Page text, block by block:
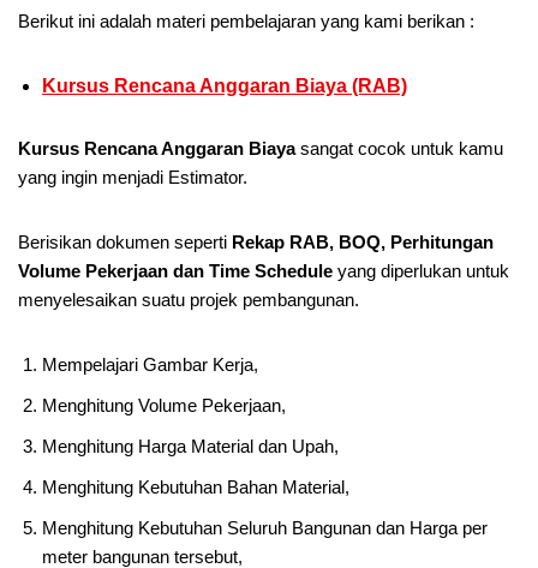
Berikut ini adalah materi pembelajaran yang kami berikan :
Kursus Rencana Anggaran Biaya (RAB)
Kursus Rencana Anggaran Biayasangat cocok untuk kamu
yang ingin menjadi Estimator.
Berisikan dokumen seperti Rekap RAB, BOQ, Perhitungan
Volume Pekerjaan dan Time Schedule yang diperlukan untuk
menyelesaikan suatu projek pembangunan.
Mempelajari Gambar Kerja,
Menghitung Volume Pekerjaan,
Menghitung Harga Material dan Upah,
Menghitung Kebutuhan Bahan Material,
Menghitung Kebutuhan Seluruh Bangunan dan Harga per
meter bangunan tersebut,